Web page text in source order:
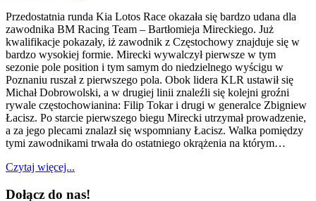
Przedostatnia runda Kia Lotos Race okazała się bardzo udana dla
zawodnika BM Racing Team – Bartłomieja Mireckiego. Już
kwalifikacje pokazały, iż zawodnik z Częstochowy znajduje się w
bardzo wysokiej formie. Mirecki wywalczył pierwsze w tym
sezonie pole position i tym samym do niedzielnego wyścigu w
Poznaniu ruszał z pierwszego pola. Obok lidera KLR ustawił się
Michał Dobrowolski, a w drugiej linii znaleźli się kolejni groźni
rywale częstochowianina: Filip Tokar i drugi w generalce Zbigniew
Łacisz. Po starcie pierwszego biegu Mirecki utrzymał prowadzenie,
a za jego plecami znalazł się wspomniany Łacisz. Walka pomiędzy
tymi zawodnikami trwała do ostatniego okrążenia na którym…
Czytaj więcej...
Dołącz do nas!